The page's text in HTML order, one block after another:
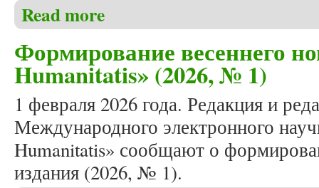
Read more
Формирование весеннего
Humanitatis» (2026, № 1)
1 февраля 2026 года. Редакция и
Международного электронного
Humanitatis» сообщают о
издания (2026, № 1).